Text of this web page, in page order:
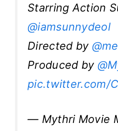
Starring Action
@iamsunnydeol
Directed by
Produced by
pic.twitter.com/
— Mythri Movie